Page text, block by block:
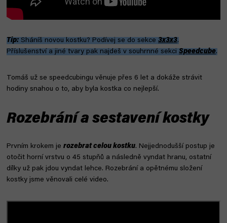
Tip: Sháníš novou kostku? Podívej se do sekce 3x3x3.
Příslušenství a jiné tvary pak najdeš v souhrnné sekci Speedcube.
Tomáš už se speedcubingu věnuje přes 6 let a dokáže strávit
hodiny snahou o to, aby byla kostka co nejlepší.
Rozebrání a sestavení kostky
Prvním krokem je rozebrat celou kostku. Nejjednodušší postup je
otočit horní vrstvu o 45 stupňů a následně vyndat hranu, ostatní
dílky už pak jdou vyndat lehce. Rozebrání a opětnému složení
kostky jsme věnovali celé video.